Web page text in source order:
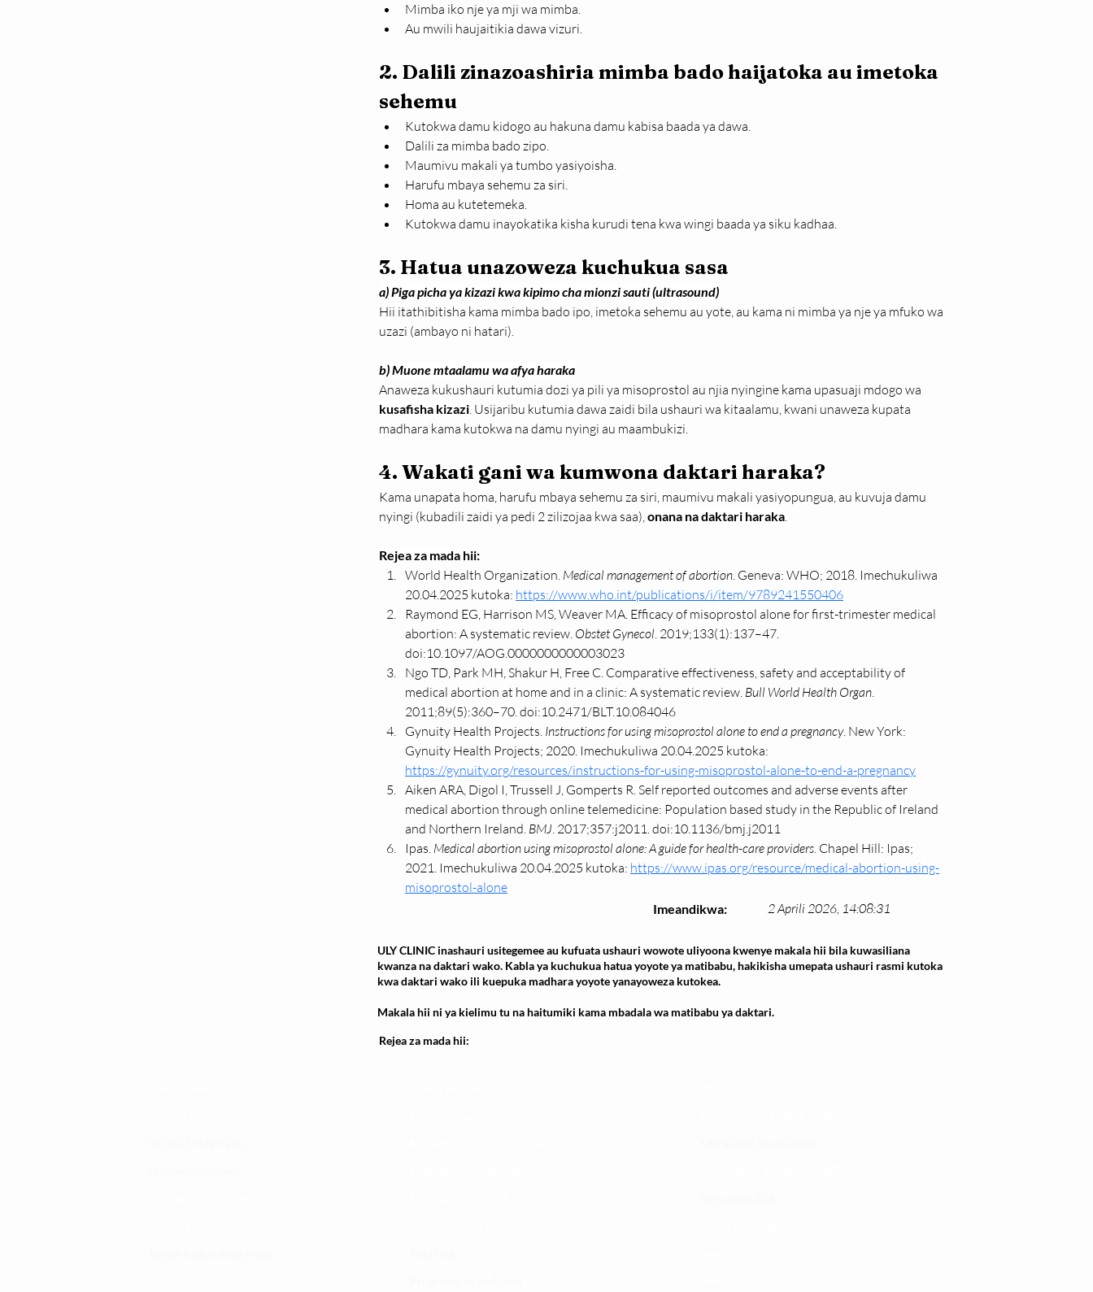
Mimba iko nje ya mji wa mimba.
Au mwili haujaitikia dawa vizuri.
2. Dalili zinazoashiria mimba bado haijatoka au imetoka
sehemu
Kutokwa damu kidogo au hakuna damu kabisa baada ya dawa.
Dalili za mimba bado zipo.
Maumivu makali ya tumbo yasiyoisha.
Harufu mbaya sehemu za siri.
Homa au kutetemeka.
Kutokwa damu inayokatika kisha kurudi tena kwa wingi baada ya siku kadhaa.
3. Hatua unazoweza kuchukua sasa
a) Piga picha ya kizazi kwa kipimo cha mionzi sauti (ultrasound)
Hii itathibitisha kama mimba bado ipo, imetoka sehemu au yote, au kama ni mimba ya nje ya mfuko wa
uzazi (ambayo ni hatari).
b) Muone mtaalamu wa afya haraka
Anaweza kukushauri kutumia dozi ya pili ya misoprostol au njia nyingine kama upasuaji mdogo wa
kusafisha kizazi. Usijaribu kutumia dawa zaidi bila ushauri wa kitaalamu, kwani unaweza kupata
madhara kama kutokwa na damu nyingi au maambukizi.
4. Wakati gani wa kumwona daktari haraka?
Kama unapata homa, harufu mbaya sehemu za siri, maumivu makali yasiyopungua, au kuvuja damu
nyingi (kubadili zaidi ya pedi 2 zilizojaa kwa saa), onana na daktari haraka.
Rejea za mada hii:
World Health Organization. Medical management of abortion. Geneva: WHO; 2018. Imechukuliwa
20.04.2025 kutoka: https://www.who.int/publications/i/item/9789241550406
Raymond EG, Harrison MS, Weaver MA. Efficacy of misoprostol alone for first-trimester medical
abortion: A systematic review. Obstet Gynecol. 2019;133(1):137–47.
doi:10.1097/AOG.0000000000003023
Ngo TD, Park MH, Shakur H, Free C. Comparative effectiveness, safety and acceptability of
medical abortion at home and in a clinic: A systematic review. Bull World Health Organ.
2011;89(5):360–70. doi:10.2471/BLT.10.084046
Gynuity Health Projects. Instructions for using misoprostol alone to end a pregnancy. New York:
Gynuity Health Projects; 2020. Imechukuliwa 20.04.2025 kutoka:
https://gynuity.org/resources/instructions-for-using-misoprostol-alone-to-end-a-pregnancy
Aiken ARA, Digol I, Trussell J, Gomperts R. Self reported outcomes and adverse events after
medical abortion through online telemedicine: Population based study in the Republic of Ireland
and Northern Ireland. BMJ. 2017;357:j2011. doi:10.1136/bmj.j2011
Ipas. Medical abortion using misoprostol alone: A guide for health-care providers. Chapel Hill: Ipas;
2021. Imechukuliwa 20.04.2025 kutoka: https://www.ipas.org/resource/medical-abortion-using-
misoprostol-alone
Imeandikwa: 2 Aprili 2026, 14:08:31
ULY CLINIC inashauri usitegemee au kufuata ushauri wowote uliyoona kwenye makala hii bila kuwasiliana
kwanza na daktari wako. Kabla ya kuchukua hatua yoyote ya matibabu, hakikisha umepata ushauri rasmi kutoka
kwa daktari wako ili kuepuka madhara yoyote yanayoweza kutokea.
Makala hii ni ya kielimu tu na haitumiki kama mbadala wa matibabu ya daktari.
Rejea za mada hii: